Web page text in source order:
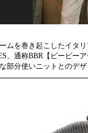
ムを巻き起こしたイタ
、通称BBR【ビービー
部分使いニットとのデ